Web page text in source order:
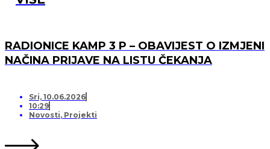
RADIONICE KAMP 3 P – OBAVIJEST O IZMJENI
NAČINA PRIJAVE NA LISTU ČEKANJA
Sri, 10.06.2026
10:29
Novosti, Projekti